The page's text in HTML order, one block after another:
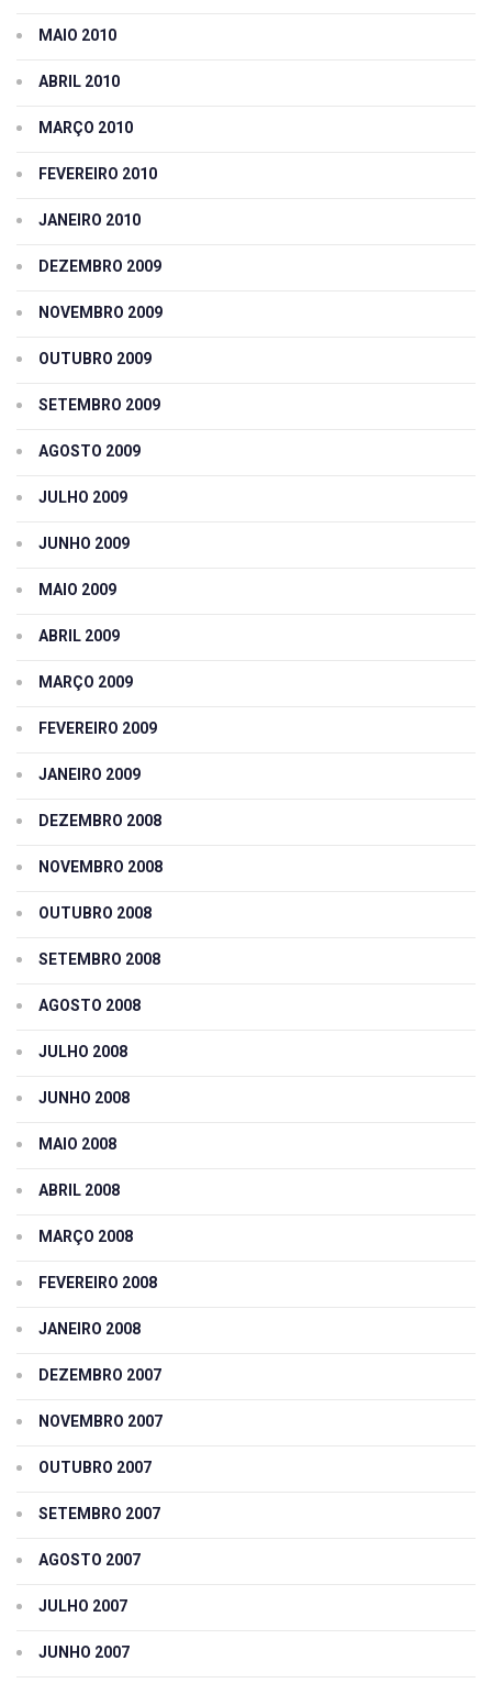
MAIO 2010
ABRIL 2010
MARÇO 2010
FEVEREIRO 2010
JANEIRO 2010
DEZEMBRO 2009
NOVEMBRO 2009
OUTUBRO 2009
SETEMBRO 2009
AGOSTO 2009
JULHO 2009
JUNHO 2009
MAIO 2009
ABRIL 2009
MARÇO 2009
FEVEREIRO 2009
JANEIRO 2009
DEZEMBRO 2008
NOVEMBRO 2008
OUTUBRO 2008
SETEMBRO 2008
AGOSTO 2008
JULHO 2008
JUNHO 2008
MAIO 2008
ABRIL 2008
MARÇO 2008
FEVEREIRO 2008
JANEIRO 2008
DEZEMBRO 2007
NOVEMBRO 2007
OUTUBRO 2007
SETEMBRO 2007
AGOSTO 2007
JULHO 2007
JUNHO 2007